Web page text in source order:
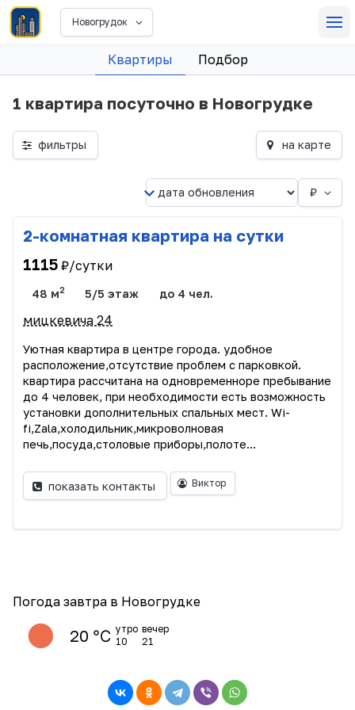
Новогрудок
Квартиры Подбор
1 квартира посуточно в Новогрудке
фильтры на карте
₽
2-комнатная квартира на сутки
1115 ₽/сутки
48 м2 5/5 этаж до 4 чел.
мицкевича 24
Уютная квартира в центре города. удобное
расположение,отсутствие проблем с парковкой.
квартира рассчитана на одновременноре пребывание
до 4 человек, при необходимости есть возможность
установки дополнительных спальных мест. Wi-
fi,Zala,холодильник,микроволновая
печь,посуда,столовые приборы,полоте...
показать контакты Виктор
Погода завтра в Новогрудке
20 ℃ утро
10
вечер
21